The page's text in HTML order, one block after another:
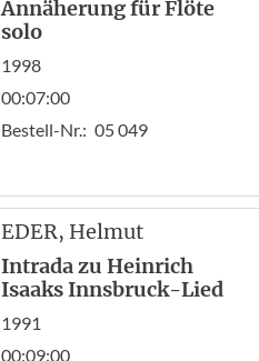
Annäherung für Flöte
solo
1998
00:07:00
Bestell-Nr.: 05 049
EDER, Helmut
Intrada zu Heinrich
Isaaks Innsbruck-Lied
1991
00:09:00